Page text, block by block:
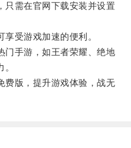
需在官网下载安装并设置
受游戏加速的便利。
手游，如王者荣耀、绝地
版，提升游戏体验，战无